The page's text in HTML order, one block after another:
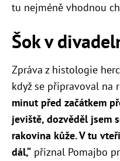
tu nejméně vhodnou
Šok v
Zpráva z histologie
když se připravoval na
minut před začátkem
jeviště, dozvěděl jsem
rakovina kůže. V tu
dál,“ přiznal Pomajbo